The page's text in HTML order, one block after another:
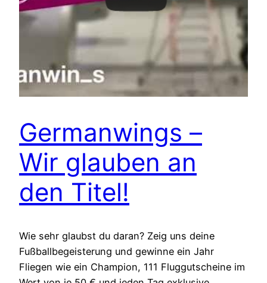
Germanwings –
Wir glauben an
den Titel!
Wie sehr glaubst du daran? Zeig uns deine
Fußballbegeisterung und gewinne ein Jahr
Fliegen wie ein Champion, 111 Fluggutscheine im